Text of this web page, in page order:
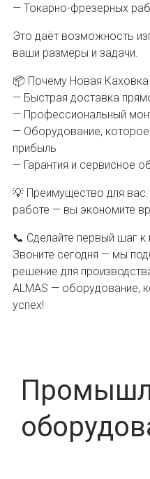
— Токарно-фрезерных
Это даёт возможность
ваши размеры и задачи.
📦 Почему Новая Каховка
— Быстрая доставка
— Профессиональный
— Оборудование,
прибыль
— Гарантия и сервисное
💡 Преимущество для
работе — вы экономите
📞 Сделайте первый шаг к
Звоните сегодня — мы
решение для
ALMAS — оборудование,
успех!